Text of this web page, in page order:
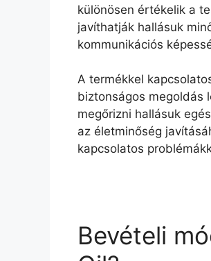
különösen értékelik a
javíthatják hallásuk
kommunikációs
A termékkel
biztonságos megoldás
megőrizni hallásuk
az életminőség
kapcsolatos
Bevételi